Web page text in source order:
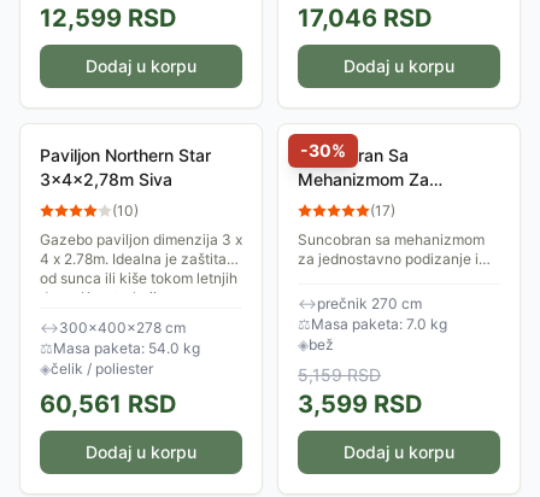
12,599 RSD
Dodaj u korpu
17,046 RSD
Dodaj u korpu
Paviljon Northern Star
3x4x2,78m Siva
(10)
Gazebo paviljon dimenzija 3 x
4 x 2.78m. Idealna je zaštita
od sunca ili kiše tokom letnjih
dana. Konstrukcija ovog
čelika...
↔300×400×278 cm
⚖Masa paketa: 54.0 kg
◈čelik / poliester
60,561 RSD
Dodaj u korpu
-30%
Suncobran Sa
Mehanizmom Za
Podizanje-Spuštanje 270
(17)
Suncobran sa mehanizmom
za jednostavno podizanje i
je 270 cm, tenda je od
poliestera 180 gr/m2.
↔prečnik 270 cm
⚖Masa paketa: 7.0 kg
◈bež
5,159RSD
3,599 RSD
Dodaj u korpu